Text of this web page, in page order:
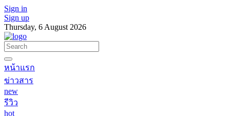
Sign in
Sign up
Thursday, 6 August 2026
หน้าแรก
ข่าวสาร
new
รีวิว
hot